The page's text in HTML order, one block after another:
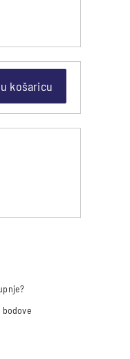
košaricu
bodove